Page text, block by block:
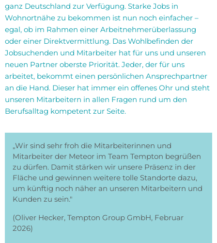
ganz Deutschland zur Verfügung. Starke Jobs in
Wohnortnähe zu bekommen ist nun noch einfacher –
egal, ob im Rahmen einer Arbeitnehmerüberlassung
oder einer Direktvermittlung. Das Wohlbefinden der
Jobsuchenden und Mitarbeiter hat für uns und unseren
neuen Partner oberste Priorität. Jeder, der für uns
arbeitet, bekommt einen persönlichen Ansprechpartner
an die Hand. Dieser hat immer ein offenes Ohr und steht
unseren Mitarbeitern in allen Fragen rund um den
Berufsalltag kompetent zur Seite.
„Wir sind sehr froh die Mitarbeiterinnen und
Mitarbeiter der Meteor im Team Tempton begrüßen
zu dürfen. Damit stärken wir unsere Präsenz in der
Fläche und gewinnen weitere tolle Standorte dazu,
um künftig noch näher an unseren Mitarbeitern und
Kunden zu sein."
(Oliver Hecker, Tempton Group GmbH, Februar
2026)